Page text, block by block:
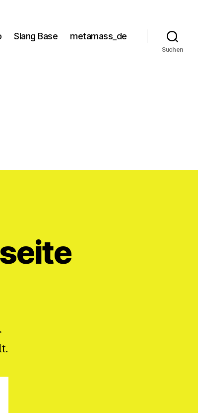
Slang Base metamass_de
Suchen